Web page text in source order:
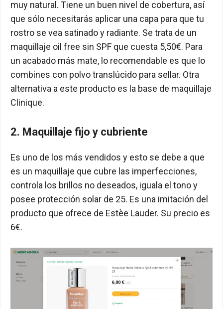
muy natural. Tiene un buen nivel de cobertura, así
que sólo necesitarás aplicar una capa para que tu
rostro se vea satinado y radiante. Se trata de un
maquillaje oil free sin SPF que cuesta 5,50€. Para
un acabado más mate, lo recomendable es que lo
combines con polvo translúcido para sellar. Otra
alternativa a este producto es la base de maquillaje
Clinique.
2. Maquillaje fijo y cubriente
Es uno de los más vendidos y esto se debe a que
es un maquillaje que cubre las imperfecciones,
controla los brillos no deseados, iguala el tono y
posee protección solar de 25. Es una imitación del
producto que ofrece de Estèe Lauder. Su precio es
6€.